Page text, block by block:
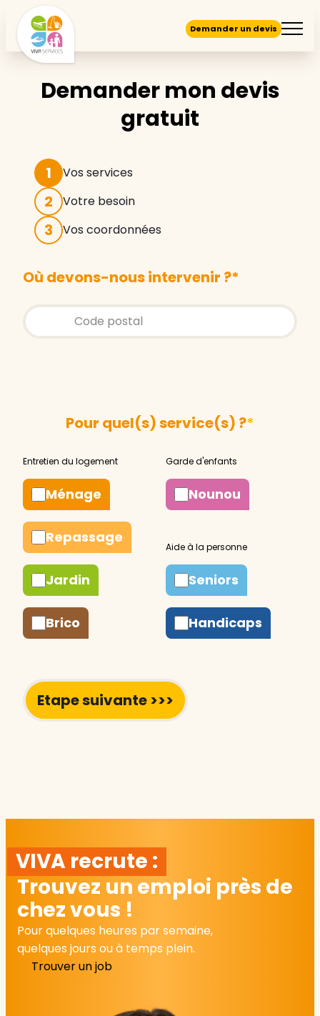
Demander un devis
Demander mon devis
gratuit
1 Vos services
2 Votre besoin
3 Vos coordonnées
Où devons-nous intervenir ?*
Store locator global - Autocompletion
Rechercher
Pour quel(s) service(s) ?*
Ménage
Repassage
Jardin
Brico
Nounou
Seniors
Handicaps
VIVA recrute :
Trouvez un emploi près de
chez vous !
Pour quelques heures par semaine,
quelques jours ou à temps plein.
Trouver un job